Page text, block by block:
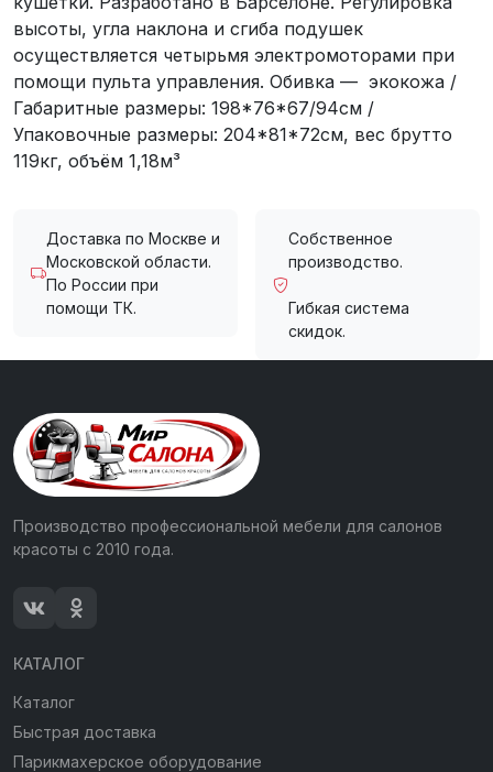
высоты, угла наклона и сгиба подушек
осуществляется четырьмя электромоторами при
помощи пульта управления. Обивка — экокожа /
Габаритные размеры: 198*76*67/94см /
Упаковочные размеры: 204*81*72см, вес брутто
119кг, объём 1,18м³
Доставка по Москве и
Московской области.
По России при
помощи ТК.
Собственное
производство.
Гибкая система
скидок.
Производство профессиональной мебели для салонов
красоты с 2010 года.
КАТАЛОГ
Каталог
Быстрая доставка
Парикмахерское оборудование